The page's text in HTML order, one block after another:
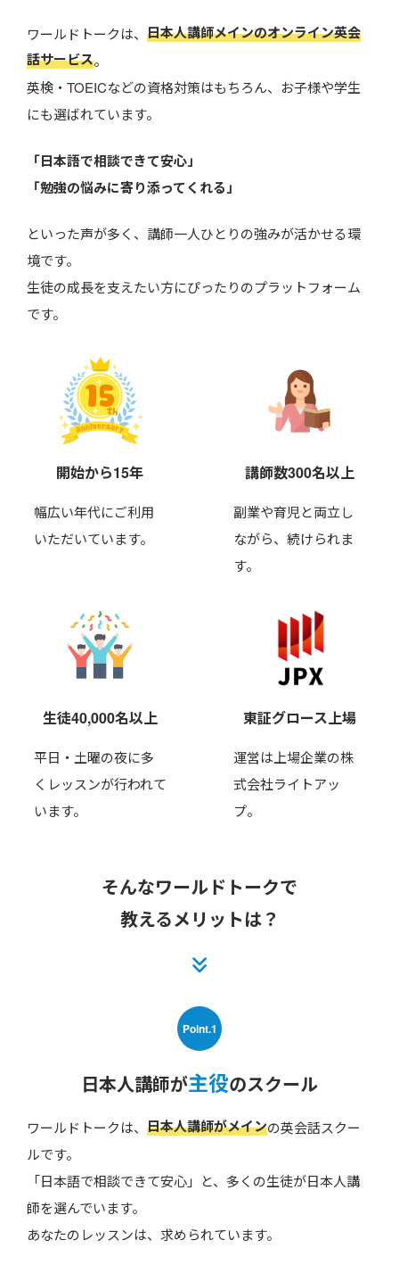
ワールドトークは、 日本人講師メインのオンライン英会
話サービス。
英検・TOEICなどの資格対策はもちろん、お子様や学生
にも選ばれています。
「日本語で相談できて安心」
「勉強の悩みに寄り添ってくれる」
といった声が多く、講師一人ひとりの強みが活かせる環
境です。
生徒の成長を支えたい方にぴったりのプラットフォーム
です。
開始から15年
幅広い年代にご利用
いただいています。
講師数300名以上
副業や育児と両立し
ながら、 続けられま
す。
生徒40,000名以上
平日・土曜の夜に多
くレッスンが行われて
います。
東証グロース上場
運営は上場企業の株
式会社ライトアッ
プ。
そんなワールドトークで
教えるメリットは？
Point.1
日本人講師が主役のスクール
ワールドトークは、 日本人講師がメインの英会話スクー
ルです。
「日本語で相談できて安心」と、多くの生徒が日本人講
師を選んでいます。
あなたのレッスンは、求められています。